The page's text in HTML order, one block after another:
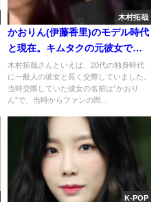
木村拓哉
かおりん(伊藤香里)のモデル時代
と現在。キムタクの元彼女で破
局後に結婚＆出産
木村拓哉さんといえば、20代の独身時代
に一般人の彼女と長く交際していました。
当時交際していた彼女の名前は”かおり
ん”で、当時からファンの間...
K-POP